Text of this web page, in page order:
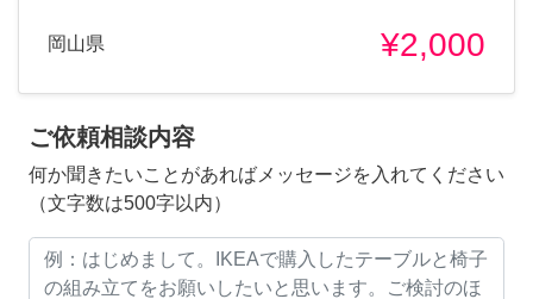
岡山県 ¥2,000
ご依頼相談内容
何か聞きたいことがあればメッセージを入れてください
（文字数は500字以内）